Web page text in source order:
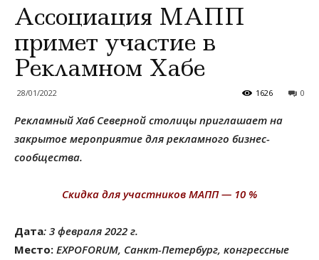
Ассоциация МАПП
примет участие в
Рекламном Хабе
28/01/2022 0
1626
Рекламный Хаб Северной столицы приглашает на
закрытое мероприятие для рекламного бизнес-
сообщества.
Скидка для участников МАПП — 10 %
Дата: 3 февраля 2022 г.
Место: EXPOFORUM, Санкт-Петербург, конгрессные